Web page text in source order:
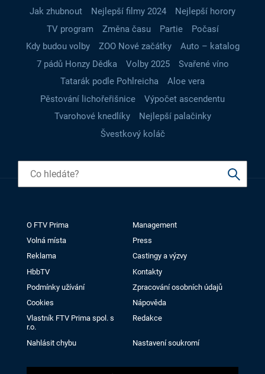
Jak zhubnout Nejlepší filmy 2024
Nejlepší horory
TV program
Změna času Partie
Počasí
Kdy budou volby
ZOO Nové začátky
Auto – katalog
7 pádů Honzy Dědka
Volby 2025
Svařené víno
Tatarák podle Pohlreicha
Aloe vera
Pěstování lichořeřišnice
Výpočet ascendentu
Tvarohové knedlíky
Nejlepší palačinky
Švestkový koláč
O FTV Prima
Management
Volná místa
Press
Reklama
Castingy a výzvy
HbbTV
Kontakty
Podmínky užívání
Zpracování osobních údajů
Cookies
Nápověda
Vlastník FTV Prima spol. s
r.o.
Redakce
Nahlásit chybu Nastavení soukromí